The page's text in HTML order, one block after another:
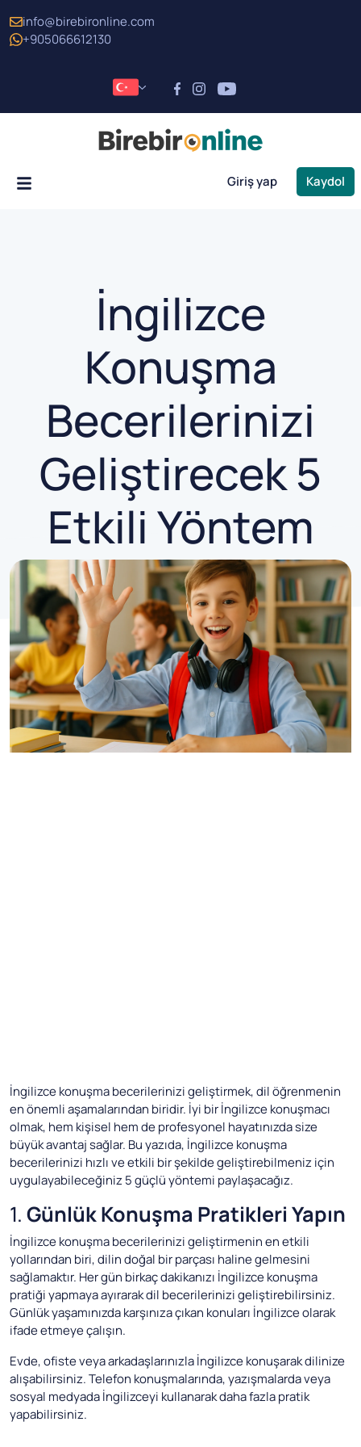
info@birebironline.com
+905066612130
Giriş yap Kaydol
İngilizce
Konuşma
Becerilerinizi
Geliştirecek 5
Etkili Yöntem
İngilizce konuşma becerilerinizi geliştirmek, dil öğrenmenin
en önemli aşamalarından biridir. İyi bir İngilizce konuşmacı
olmak, hem kişisel hem de profesyonel hayatınızda size
büyük avantaj sağlar. Bu yazıda, İngilizce konuşma
becerilerinizi hızlı ve etkili bir şekilde geliştirebilmeniz için
uygulayabileceğiniz 5 güçlü yöntemi paylaşacağız.
1. Günlük Konuşma Pratikleri Yapın
İngilizce konuşma becerilerinizi geliştirmenin en etkili
yollarından biri, dilin doğal bir parçası haline gelmesini
sağlamaktır. Her gün birkaç dakikanızı İngilizce konuşma
pratiği yapmaya ayırarak dil becerilerinizi geliştirebilirsiniz.
Günlük yaşamınızda karşınıza çıkan konuları İngilizce olarak
ifade etmeye çalışın.
Evde, ofiste veya arkadaşlarınızla İngilizce konuşarak dilinize
alışabilirsiniz. Telefon konuşmalarında, yazışmalarda veya
sosyal medyada İngilizceyi kullanarak daha fazla pratik
yapabilirsiniz.